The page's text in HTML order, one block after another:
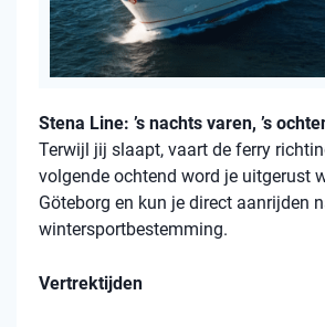
Stena Line: ’s nachts varen, ’s
Terwijl jij slaapt, vaart de ferry
volgende ochtend word je uitgerust
Göteborg en kun je direct aanrijden
wintersportbestemming.
Vertrektijden